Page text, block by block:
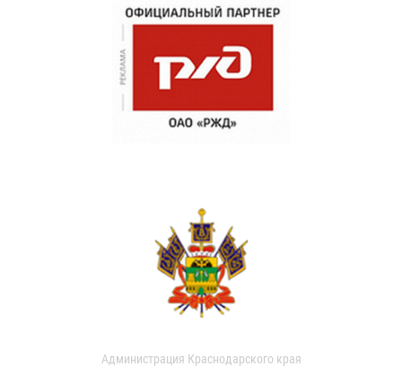
Администрация Краснодарского края